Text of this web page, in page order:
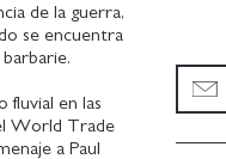
de la guerra,
se encuentra
fluvial en las
World Trade
a Paul